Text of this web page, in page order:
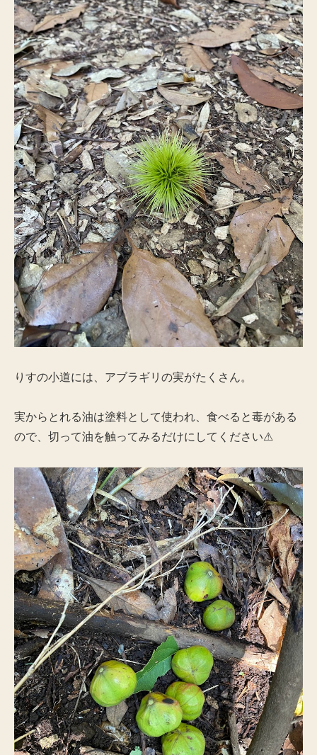
りすの小道には、アブラギリの実がたくさん。
実からとれる油は塗料として使われ、食べると毒がある
ので、切って油を触ってみるだけにしてください⚠